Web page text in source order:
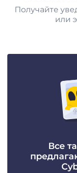
Получайте
или
Все